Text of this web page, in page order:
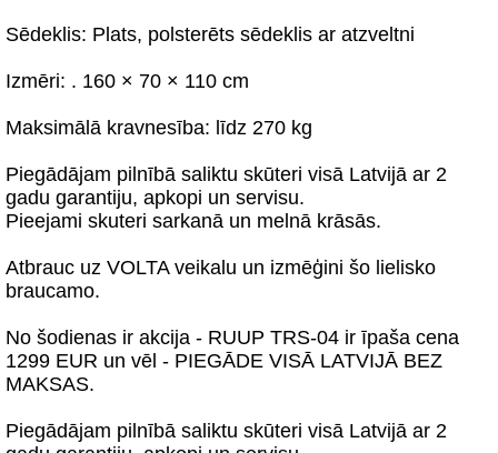
Sēdeklis: Plats, polsterēts sēdeklis ar atzveltni
Izmēri: . 160 × 70 × 110 cm
Maksimālā kravnesība: līdz 270 kg
Piegādājam pilnībā saliktu skūteri visā Latvijā ar 2
gadu garantiju, apkopi un servisu.
Pieejami skuteri sarkanā un melnā krāsās.
Atbrauc uz VOLTA veikalu un izmēģini šo lielisko
braucamo.
No šodienas ir akcija - RUUP TRS-04 ir īpaša cena
1299 EUR un vēl - PIEGĀDE VISĀ LATVIJĀ BEZ
MAKSAS.
Piegādājam pilnībā saliktu skūteri visā Latvijā ar 2